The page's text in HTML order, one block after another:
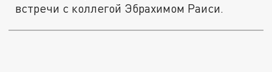
встречи с коллегой Эбрахимом Раиси.